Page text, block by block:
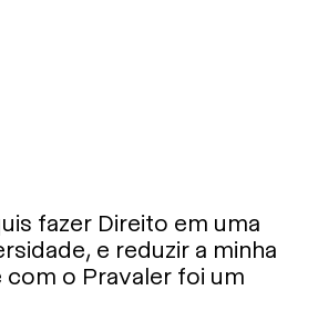
fazer Direito em uma
e reduzir a minha
com o Pravaler foi um